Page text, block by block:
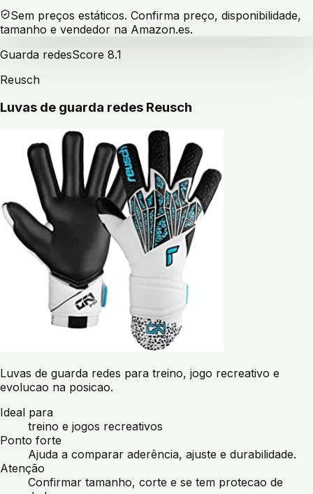
Sem preços estáticos. Confirma preço, disponibilidade,
tamanho e vendedor na Amazon.es.
Guarda redesScore 8.1
Reusch
Luvas de guarda redes Reusch
Luvas de guarda redes para treino, jogo recreativo e
evolucao na posicao.
Ideal para
treino e jogos recreativos
Ponto forte
Ajuda a comparar aderência, ajuste e durabilidade.
Atenção
Confirmar tamanho, corte e se tem protecao de